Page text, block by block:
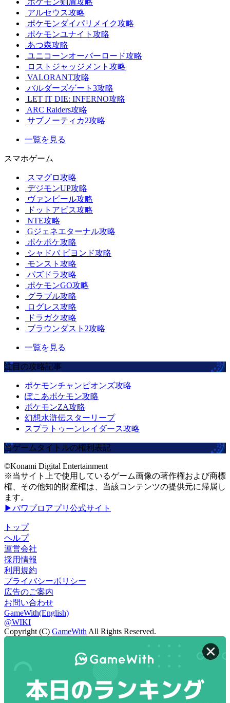
アルセウス攻略
ポケモンダイパリメイク攻略
ポケモンユナイト攻略
あつ森攻略
ユニコーンオーバーロード攻略
ロストジャッジメント攻略
VALORANT攻略
バルダーズゲート3攻略
LET IT DIE: INFERNO攻略
ARC Raiders攻略
サブノーティカ2攻略
一覧を見る
スマホゲーム
スマグロ攻略
デジモンUP攻略
ヴァンピール攻略
ドットアビス攻略
NTE攻略
Gジェネエターナル攻略
ポケポケ攻略
シャドバ ビヨンド攻略
モンスト攻略
パズドラ攻略
ポケモンGO攻略
グラブル攻略
ログレス攻略
ドラガク攻略
ブラウンダスト2攻略
一覧を見る
注目の攻略記事
ポケモンチャンピオンズ攻略
ぽこあポケモン攻略
ポケモンZA攻略
幻想水滸伝スターリープ
スプラトゥーンレイダース攻略
当ゲームタイトルの権利表記
©Konami Digital Entertainment
※当サイト上で使用しているゲーム画像の著作権および商標
権、その他知的財産権は、当該コンテンツの提供元に帰属し
ます。
▶パワプロアプリ公式サイト
トップ
ヘルプ
運営会社
採用情報
利用規約
プライバシーポリシー
広告のご案内
お問い合わせ
GameWith(English)
@WIKI
Copyright (C) GameWith All Rights Reserved.